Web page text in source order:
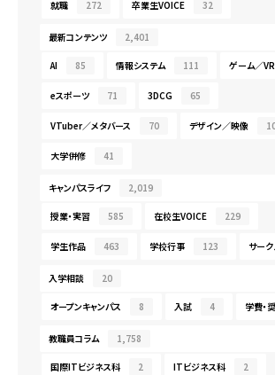
就職 272 卒業生VOICE 32
最新コンテンツ 2,401
AI 85 情報システム 111 ゲーム／VR
eスポーツ 71 3DCG 65
VTuber／メタバース 70 デザイン／映像
大学併修 41
キャンパスライフ 2,019
授業・実習 585 在校生VOICE 229
学生作品 463 学校行事 123 サーク
入学相談 20
オープンキャンパス 8 入試 4 学費・
教職員コラム 1,758
国際ITビジネス科 2 ITビジネス科 2